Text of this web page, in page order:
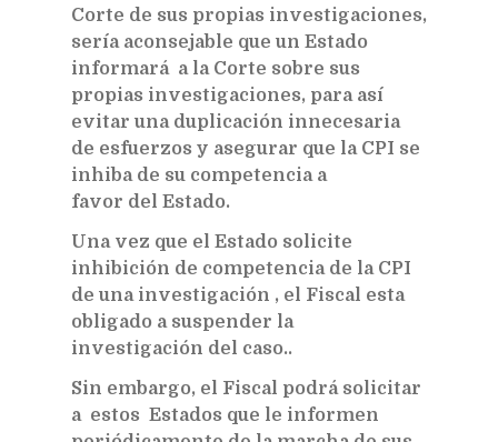
Corte de sus propias investigaciones,
sería aconsejable que un Estado
informará a la Corte sobre sus
propias investigaciones, para así
evitar una duplicación innecesaria
de esfuerzos y asegurar que la CPI se
inhiba de su competencia a
favor del Estado.
Una vez que el Estado solicite
inhibición de competencia de la CPI
de una investigación , el Fiscal esta
obligado a suspender la
investigación del caso..
Sin embargo, el Fiscal podrá solicitar
a estos Estados que le informen